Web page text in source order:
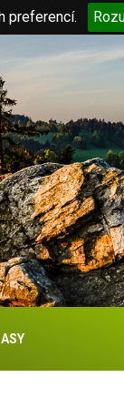
preferencí.